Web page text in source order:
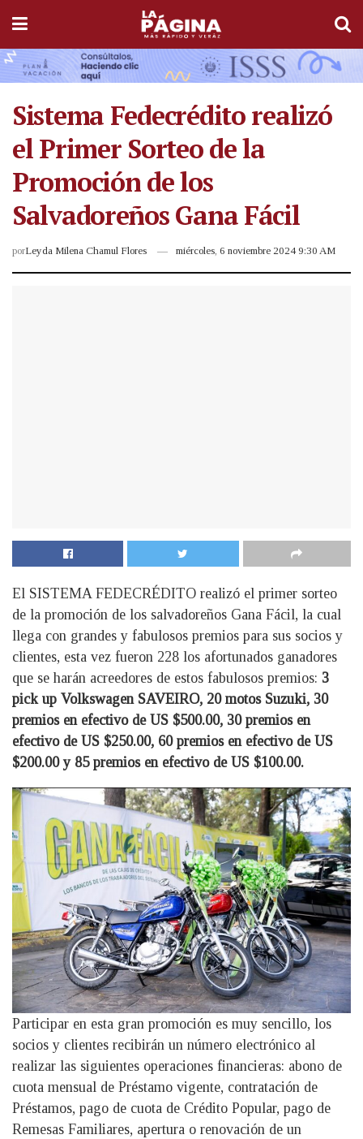
Sistema Fedecrédito realizó
el Primer Sorteo de la
Promoción de los
Salvadoreños Gana Fácil
porLeyda Milena Chamul Flores miércoles, 6 noviembre 2024 9:30 AM
El SISTEMA FEDECRÉDITO realizó el primer sorteo
de la promoción de los salvadoreños Gana Fácil, la cual
llega con grandes y fabulosos premios para sus socios y
clientes, esta vez fueron 228 los afortunados ganadores
que se harán acreedores de estos fabulosos premios: 3
pick up Volkswagen SAVEIRO, 20 motos Suzuki, 30
premios en efectivo de US $500.00, 30 premios en
efectivo de US $250.00, 60 premios en efectivo de US
$200.00 y 85 premios en efectivo de US $100.00.
Participar en esta gran promoción es muy sencillo, los
socios y clientes recibirán un número electrónico al
realizar las siguientes operaciones financieras: abono de
cuota mensual de Préstamo vigente, contratación de
Préstamos, pago de cuota de Crédito Popular, pago de
Remesas Familiares, apertura o renovación de un